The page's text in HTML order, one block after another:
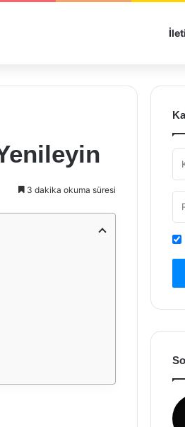
3 dakika okuma süresi